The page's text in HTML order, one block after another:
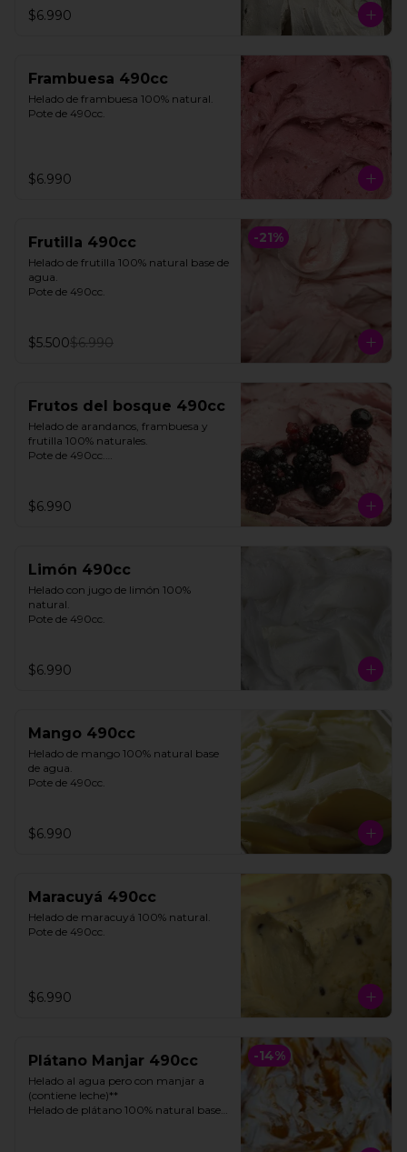
$6.990
Frambuesa 490cc
Helado de frambuesa 100% natural.
Pote de 490cc.
$6.990
-21%
Frutilla 490cc
Helado de frutilla 100% natural base de
agua.
Pote de 490cc.
$5.500$6.990
Frutos del bosque 490cc
Helado de arandanos, frambuesa y
frutilla 100% naturales.
Pote de 490cc.
$6.990
Limón 490cc
Helado con jugo de limón 100%
natural.
Pote de 490cc.
$6.990
Mango 490cc
Helado de mango 100% natural base
de agua.
Pote de 490cc.
$6.990
Maracuyá 490cc
Helado de maracuyá 100% natural.
Pote de 490cc.
$6.990
-14%
Plátano Manjar 490cc
Helado al agua pero con manjar a
(contiene leche)**
Helado de plátano 100% natural base